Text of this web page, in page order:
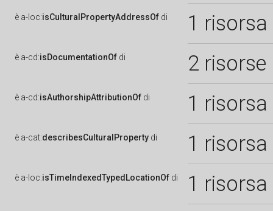
è a-loc:isCulturalPropertyAddressOf di 1 risorsa
è a-cd:isDocumentationOf di 2 risorse
è a-cd:isAuthorshipAttributionOf di 1 risorsa
è a-cat:describesCulturalProperty di 1 risorsa
è a-loc:isTimeIndexedTypedLocationOf di 1 risorsa